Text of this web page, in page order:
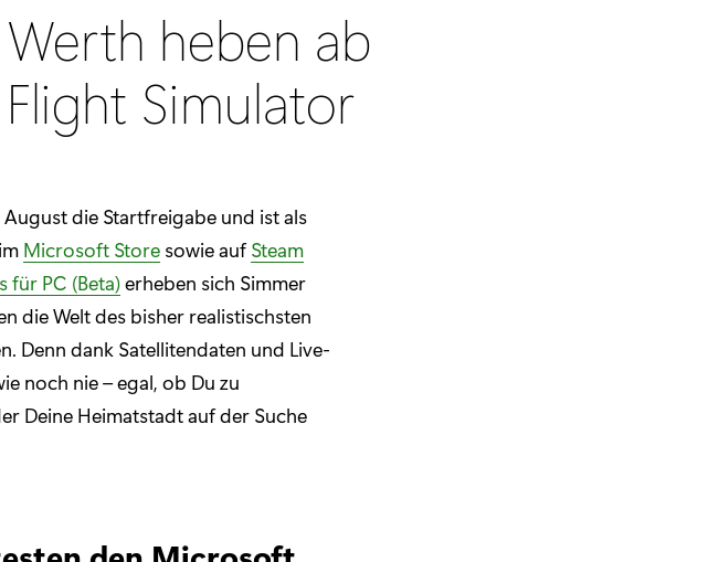
heben ab
Simulator
August die Startfreigabe und ist als
Microsoft Store sowie aufSteam
für PC (Beta)erheben sich Simmer
die Welt des bisher realistischsten
Denn dank Satellitendaten und Live-
noch nie – egal, ob Du zu
Deine Heimatstadt auf der Suche